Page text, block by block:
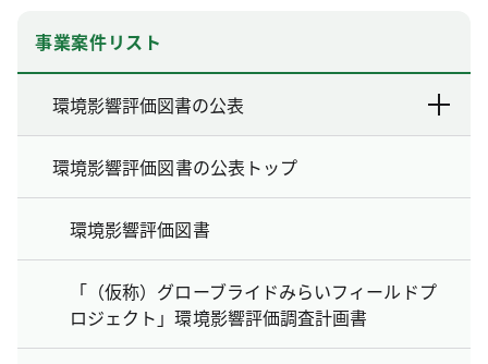
事業案件リスト
環境影響評価図書の公表
環境影響評価図書の公表トップ
環境影響評価図書
「（仮称）グローブライドみらいフィールドプ
ロジェクト」環境影響評価調査計画書